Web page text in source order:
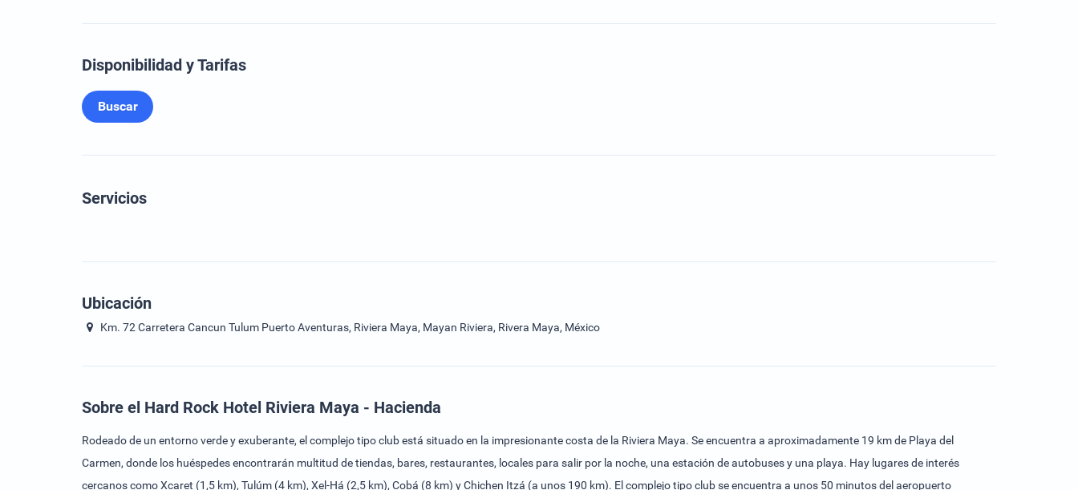
Disponibilidad y Tarifas
Buscar
Servicios
Ubicación
Km. 72 Carretera Cancun Tulum Puerto Aventuras, Riviera Maya, Mayan Riviera, Rivera Maya, México
Sobre el Hard Rock Hotel Riviera Maya - Hacienda
Rodeado de un entorno verde y exuberante, el complejo tipo club está situado en la impresionante costa de la Riviera Maya. Se encuentra a aproximadamente 19 km de Playa del
Carmen, donde los huéspedes encontrarán multitud de tiendas, bares, restaurantes, locales para salir por la noche, una estación de autobuses y una playa. Hay lugares de interés
cercanos como Xcaret (1,5 km), Tulúm (4 km), Xel-Há (2,5 km), Cobá (8 km) y Chichen Itzá (a unos 190 km). El complejo tipo club se encuentra a unos 50 minutos del aeropuerto